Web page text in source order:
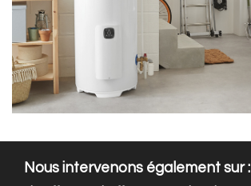
Nous intervenons également sur :